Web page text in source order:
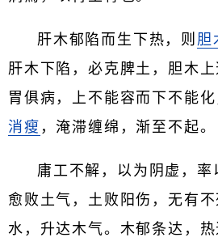
肝木郁陷而生下热，则 胆
肝木下陷，必克脾土，胆木
胃俱病，上不能容而下不能
消瘦 ，淹滞缠绵，渐至不起。
庸工不解，以为阴虚，率
愈败土气，土败阳伤，无有
水，升达木气。木郁条达，